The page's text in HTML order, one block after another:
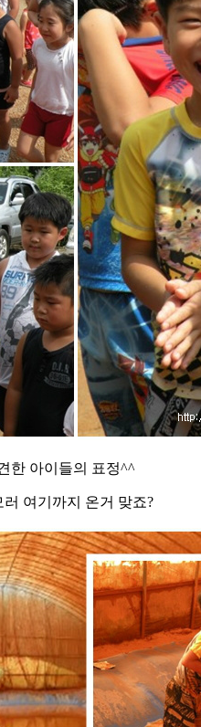
한 아이들의 표정^^
여기까지 온거 맞죠?